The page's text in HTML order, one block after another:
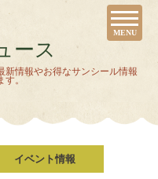
MENU
ース
新情報やお得なサンシール情報
す。
イベント情報